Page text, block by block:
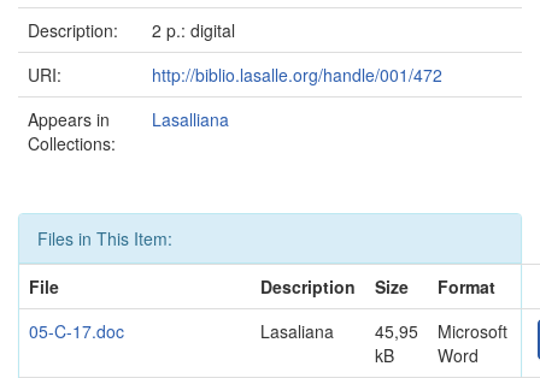
Description:
2 p.: digital
URI:
http://biblio.lasalle.org/handle/001/472
Appears in
Collections:
Lasalliana
Files in This Item:
File
Description Size
Format
05-C-17.doc
Lasaliana
45,95
kB
Microsoft
Word